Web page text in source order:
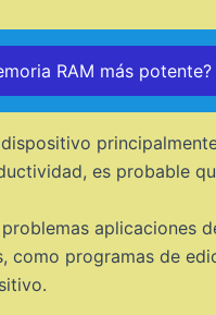
RAM más potente?
es probable
como programas de